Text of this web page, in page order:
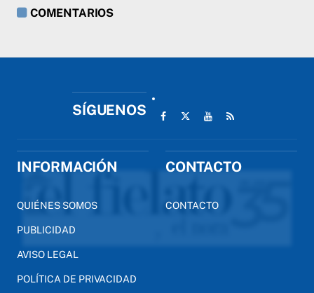
COMENTARIOS
SÍGUENOS
INFORMACIÓN
QUIÉNES SOMOS
PUBLICIDAD
AVISO LEGAL
POLÍTICA DE PRIVACIDAD
CONTACTO
CONTACTO